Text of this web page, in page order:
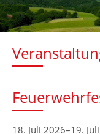
18. Juli 2026–19.